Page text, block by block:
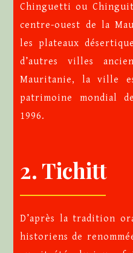
Chinguetti ou
centre-ouest de la
les plateaux
d’autres villes
Mauritanie, la ville
patrimoine mondial de
1996.
2. Tichitt
D’après la tradition
historiens de